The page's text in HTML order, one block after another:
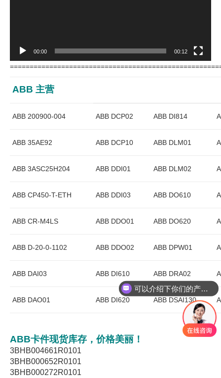
00:00 00:12
ABB 主营
ABB 200900-004 ABB DCP02 ABB DI814
ABB 35AE92 ABB DCP10 ABB DLM01
ABB 3ASC25H204 ABB DDI01 ABB DLM02
ABB CP450-T-ETH ABB DDI03 ABB DO610
ABB CR-M4LS ABB DDO01 ABB DO620
ABB D-20-0-1102 ABB DDO02 ABB DPW01
ABB DAI03 ABB DI610 ABB DRA02
ABB DAO01 ABB DI620 ABB DSAI130
ABB卡件现货库存，价格美丽！
3BHB004661R0101
3BHB000652R0101
3BHB000272R0101
你们是怎么收费的呢